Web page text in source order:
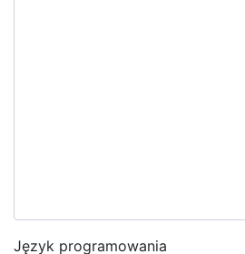
Język programowania